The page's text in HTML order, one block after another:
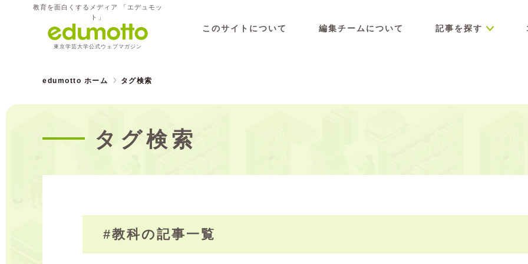
教育を面白くするメディア 「エデュモッ
ト」
東京学芸大学公式ウェブマガジン
このサイトについて 編集チームについて 記事を探す
edumotto ホーム タグ検索
タグ検索
#教科の記事一覧